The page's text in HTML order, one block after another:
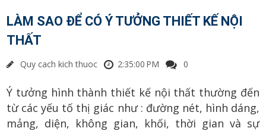
LÀM SAO ĐỂ CÓ Ý TƯỞNG THIẾT KẾ NỘI
THẤT
Quy cach kich thuoc 2:35:00 PM 0
Ý tưởng hình thành thiết kế nội thất thường đến
từ các yếu tố thị giác như : đường nét, hình dáng,
mảng, diện, không gian, khối, thời gian và sự